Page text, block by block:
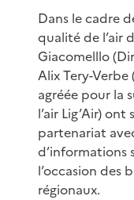
Dans le cadre
qualité de l’air
Giacomelllo
Alix Tery-Verbe
agréée pour la
l’air Lig’Air)
partenariat
d’informations
l’occasion des
régionaux.